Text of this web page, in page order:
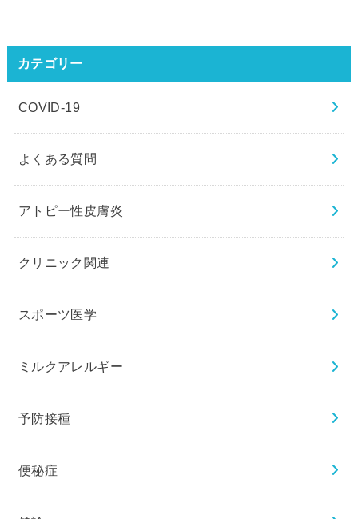
カテゴリー
COVID-19
よくある質問
アトピー性皮膚炎
クリニック関連
スポーツ医学
ミルクアレルギー
予防接種
便秘症